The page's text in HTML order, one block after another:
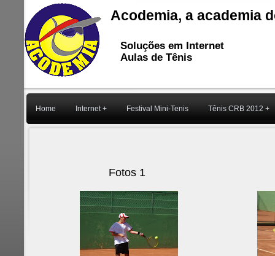
Acodemia, a academia
Soluções em Internet
Aulas de Tênis
Home Internet + Festival Mini-Tenis Tênis CRB 2012 +
Fotos 1